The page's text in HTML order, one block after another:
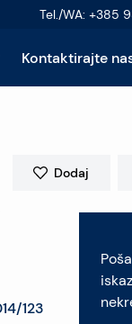
Tel./WA: +385
Kontaktirajte
123
Dodaj